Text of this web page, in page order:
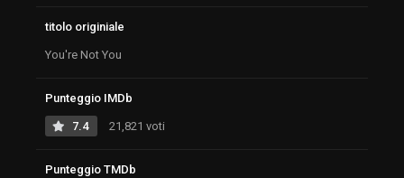
titolo originiale
You're Not You
Punteggio IMDb
7.4 21,821 voti
Punteggio TMDb